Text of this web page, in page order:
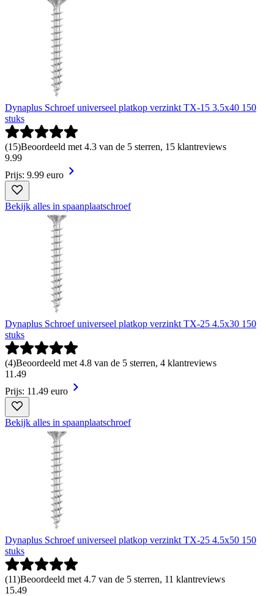
Dynaplus Schroef universeel platkop verzinkt TX-15 3.5x40 150
stuks
(15)Beoordeeld met 4.3 van de 5 sterren, 15 klantreviews
9.99
Prijs: 9.99 euro
Bekijk alles in spaanplaatschroef
Dynaplus Schroef universeel platkop verzinkt TX-25 4.5x30 150
stuks
(4)Beoordeeld met 4.8 van de 5 sterren, 4 klantreviews
11 .49
Prijs: 11.49 euro
Bekijk alles in spaanplaatschroef
Dynaplus Schroef universeel platkop verzinkt TX-25 4.5x50 150
stuks
(11)Beoordeeld met 4.7 van de 5 sterren, 11 klantreviews
15.49